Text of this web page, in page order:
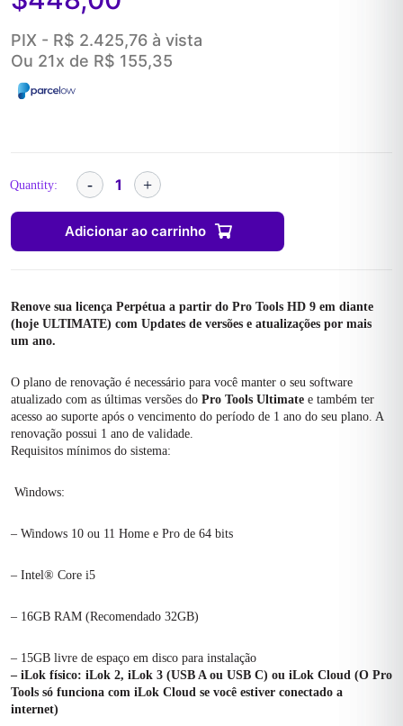
PIX - R$ 2.425,76 à vista
Ou 21x de R$ 155,35
Quantity:
Adicionar ao carrinho
Renove sua licença Perpétua a partir do Pro Tools HD 9 em diante
(hoje ULTIMATE) com Updates de versões e atualizações por mais
um ano.
O plano de renovação é necessário para você manter o seu software
atualizado com as últimas versões do Pro Tools Ultimate e também ter
acesso ao suporte após o vencimento do período de 1 ano do seu plano. A
renovação possui 1 ano de validade.
Requisitos mínimos do sistema:
Windows:
– Windows 10 ou 11 Home e Pro de 64 bits
– Intel® Core i5
– 16GB RAM (Recomendado 32GB)
– 15GB livre de espaço em disco para instalação
– iLok físico: iLok 2, iLok 3 (USB A ou USB C) ou iLok Cloud (O Pro
Tools só funciona com iLok Cloud se você estiver conectado a
internet)